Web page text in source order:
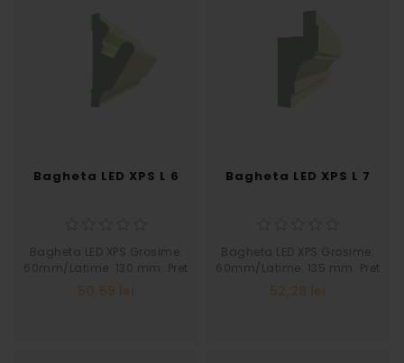
Bagheta LED XPS L 6
Bagheta LED XPS Grosime:
60mm/Latime: 130 mm. Pret
pe buc 2 ml.
50,59 lei
Bagheta LED XPS L 7
Bagheta LED XPS Grosime:
60mm/Latime: 135 mm. Pret
pe buc 2 ml.
52,28 lei